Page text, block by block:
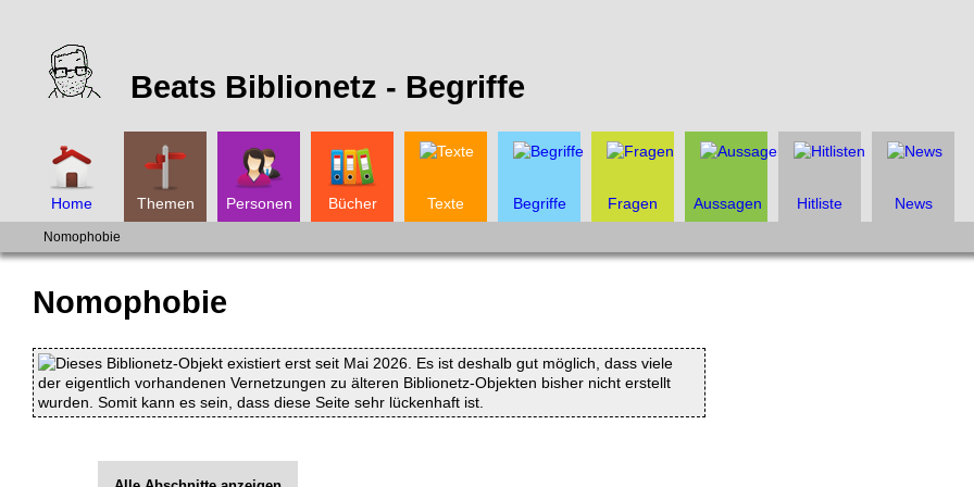
Beats Biblionetz - Begriffe
Home Themen Personen Bücher Texte Begriffe Fragen Aussagen Hitliste News
Nomophobie
Nomophobie
Dieses Biblionetz-Objekt existiert erst seit Mai 2026. Es ist deshalb gut möglich, dass viele
der eigentlich vorhandenen Vernetzungen zu älteren Biblionetz-Objekten bisher nicht erstellt
wurden. Somit kann es sein, dass diese Seite sehr lückenhaft ist.